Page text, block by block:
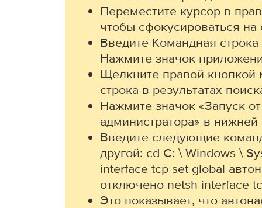
Переместите курсор в
чтобы сфокусироваться на
Введите Командная
Нажмите значок
Щелкните правой
строка в результатах
Нажмите значок «Запуск
администратора» в нижней
Введите следующие
другой: cd C: \ Windows \
interface tcp set global
отключено netsh interface
Это показывает, что